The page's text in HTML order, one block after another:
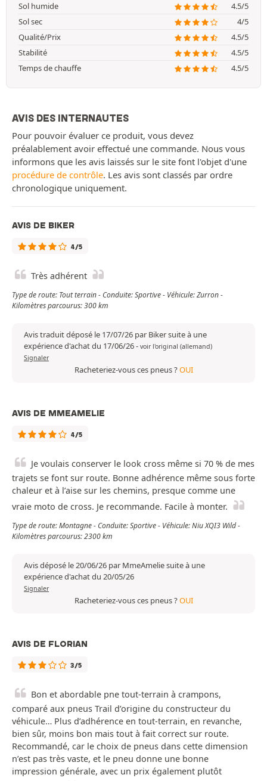
Sol humide
4.5/5
Sol sec
4/5
Qualité/Prix
4.5/5
Stabilité
4.5/5
Temps de chauffe
4.5/5
AVIS DES INTERNAUTES
Pour pouvoir évaluer ce produit, vous devez
préalablement avoir effectué une commande. Nous vous
informons que les avis laissés sur le site font l'objet d'une
procédure de contrôle. Les avis sont classés par ordre
chronologique uniquement.
AVIS DE BIKER
4/5
Très adhérent
Type de route: Tout terrain - Conduite: Sportive - Véhicule: Zurron -
Kilomètres parcourus: 300 km
Avis traduit déposé le 17/07/26 par Biker suite à une
expérience d'achat du 17/06/26- voir l'original (allemand)
Signaler
Racheteriez-vous ces pneus ?OUI
AVIS DE MMEAMELIE
4/5
Je voulais conserver le look cross même si 70 % de mes
trajets se font sur route. Bonne adhérence même sous forte
chaleur et à l’aise sur les chemins, presque comme une
vraie moto de cross. Je recommande. Facile à monter.
Type de route: Montagne - Conduite: Sportive - Véhicule: Niu XQI3 Wild -
Kilomètres parcourus: 2300 km
Avis déposé le 20/06/26 par MmeAmelie suite à une
expérience d'achat du 20/05/26
Signaler
Racheteriez-vous ces pneus ?OUI
AVIS DE FLORIAN
3/5
Bon et abordable pne tout-terrain à crampons,
comparé aux pneus Trail d’origine du constructeur du
véhicule… Plus d’adhérence en tout-terrain, en revanche,
bien sûr, moins bon mais tout à fait correct sur route.
Recommandé, car le choix de pneus dans cette dimension
n’est pas très vaste, et le pneu donne une bonne
impression générale, avec un prix également plutôt